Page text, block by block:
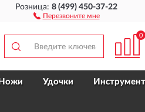
ДО
Розница:8 (499) 450-37-22
Перезвоните мне
0
Ножи Удочки